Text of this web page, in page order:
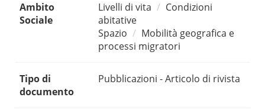
Ambito
Sociale
Livelli di vita
Condizioni
abitative
Spazio
Mobilità geografica e
processi migratori
Tipo di
documento
Pubblicazioni - Articolo di rivista